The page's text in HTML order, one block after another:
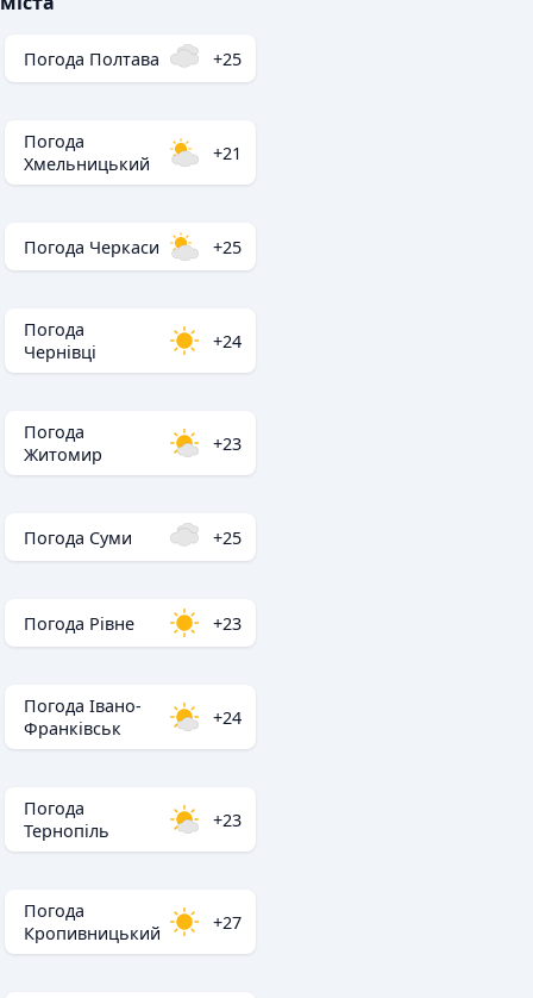
Погода Полтава +25
Погода
Хмельницький
+21
Погода Черкаси +25
Погода
Чернівці
+24
Погода
Житомир
+23
Погода Суми +25
Погода Рівне +23
Погода Івано-
Франківськ
+24
Погода
Тернопіль
+23
Погода
Кропивницький
+27